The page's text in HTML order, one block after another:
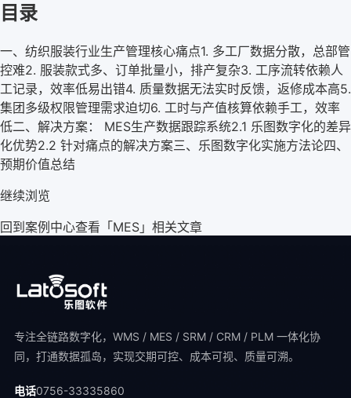
目录
一、纺织服装行业生产管理核心痛点1. 多工厂数据分散，总部管
控难2. 服装款式多、订单批量小，排产复杂3. 工序流转依赖人
工记录，效率低易出错4. 质量数据无法实时反馈，返修成本高5.
集团多级权限管理需求迫切6. 工时与产值核算依赖手工，效率
低二、解决方案： MES生产数据跟踪系统2.1 乐图数字化的差异
化优势2.2 针对痛点的解决方案三、乐图数字化实施方法论四、
预期价值总结
继续浏览
回到案例中心查看「MES 」相关文章
专注全链路数字化，WMS / MES / SRM / CRM / PLM 一体化协
同，打通数据孤岛，实现交期可控、成本可视、质量可溯。
电话0756-33335860